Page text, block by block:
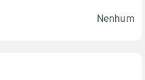
Nenhum